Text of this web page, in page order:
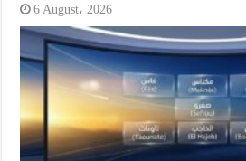
6 August، 2026